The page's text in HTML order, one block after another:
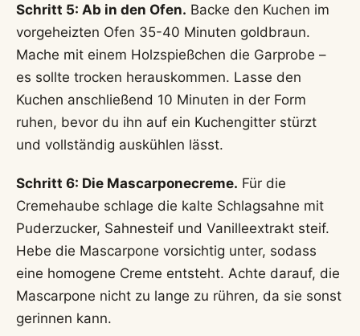
Schritt 5: Ab in den Ofen. Backe den Kuchen im
vorgeheizten Ofen 35-40 Minuten goldbraun.
Mache mit einem Holzspießchen die Garprobe –
es sollte trocken herauskommen. Lasse den
Kuchen anschließend 10 Minuten in der Form
ruhen, bevor du ihn auf ein Kuchengitter stürzt
und vollständig auskühlen lässt.
Schritt 6: Die Mascarponecreme. Für die
Cremehaube schlage die kalte Schlagsahne mit
Puderzucker, Sahnesteif und Vanilleextrakt steif.
Hebe die Mascarpone vorsichtig unter, sodass
eine homogene Creme entsteht. Achte darauf, die
Mascarpone nicht zu lange zu rühren, da sie sonst
gerinnen kann.